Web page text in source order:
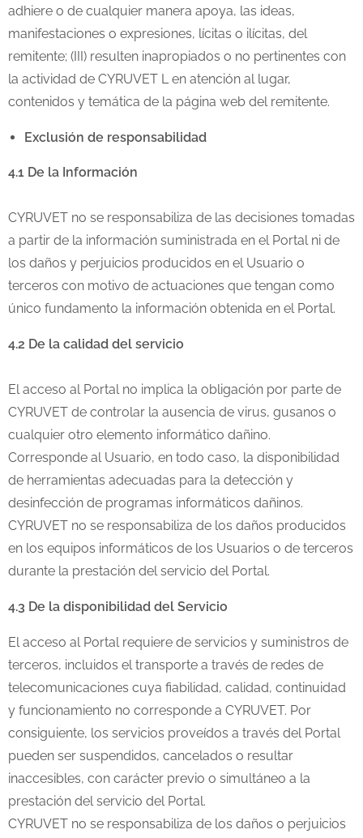
adhiere o de cualquier manera apoya, las ideas,
manifestaciones o expresiones, lícitas o ilícitas, del
remitente; (III) resulten inapropiados o no pertinentes con
la actividad de CYRUVET L en atención al lugar,
contenidos y temática de la página web del remitente.
Exclusión de responsabilidad
4.1 De la Información
CYRUVET no se responsabiliza de las decisiones tomadas
a partir de la información suministrada en el Portal ni de
los daños y perjuicios producidos en el Usuario o
terceros con motivo de actuaciones que tengan como
único fundamento la información obtenida en el Portal.
4.2 De la calidad del servicio
El acceso al Portal no implica la obligación por parte de
CYRUVET de controlar la ausencia de virus, gusanos o
cualquier otro elemento informático dañino.
Corresponde al Usuario, en todo caso, la disponibilidad
de herramientas adecuadas para la detección y
desinfección de programas informáticos dañinos.
CYRUVET no se responsabiliza de los daños producidos
en los equipos informáticos de los Usuarios o de terceros
durante la prestación del servicio del Portal.
4.3 De la disponibilidad del Servicio
El acceso al Portal requiere de servicios y suministros de
terceros, incluidos el transporte a través de redes de
telecomunicaciones cuya fiabilidad, calidad, continuidad
y funcionamiento no corresponde a CYRUVET. Por
consiguiente, los servicios proveídos a través del Portal
pueden ser suspendidos, cancelados o resultar
inaccesibles, con carácter previo o simultáneo a la
prestación del servicio del Portal.
CYRUVET no se responsabiliza de los daños o perjuicios